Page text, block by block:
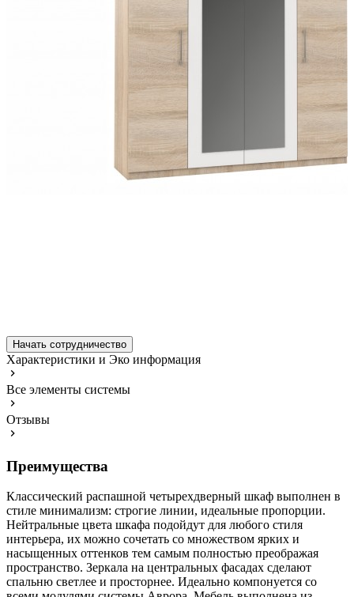
Начать сотрудничество
Характеристики и Эко информация
Все элементы системы
Отзывы
Преимущества
Классический распашной четырехдверный шкаф выполнен в
стиле минимализм: строгие линии, идеальные пропорции.
Нейтральные цвета шкафа подойдут для любого стиля
интерьера, их можно сочетать со множеством ярких и
насыщенных оттенков тем самым полностью преображая
пространство. Зеркала на центральных фасадах сделают
спальню светлее и просторнее. Идеально компонуется со